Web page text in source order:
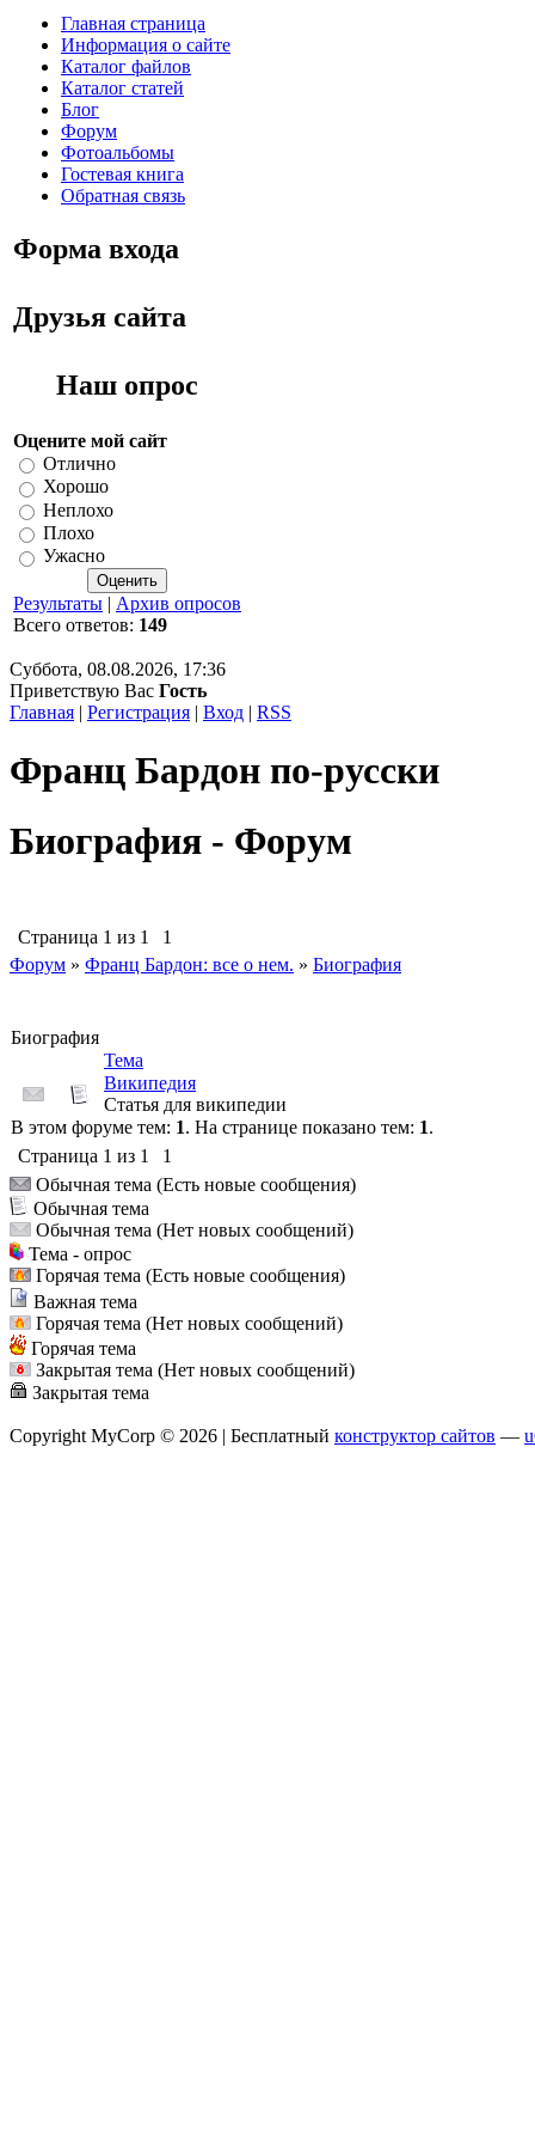
Главная страница
Информация о сайте
Каталог файлов
Каталог статей
Блог
Форум
Фотоальбомы
Гостевая книга
Обратная связь
Форма входа
Друзья сайта
Наш опрос
Оцените мой сайт
Отлично
Хорошо
Неплохо
Плохо
Ужасно
Результаты | Архив опросов
Всего ответов: 149
Суббота, 08.08.2026, 17:36
Приветствую Вас Гость
Главная | Регистрация | Вход | RSS
Франц Бардон по-русски
Биография - Форум
Страница 1 из 1
1
Форум » Франц Бардон: все о нем. » Биография
Биография
Тема
Википедия
Статья для википедии
В этом форуме тем: 1. На странице показано тем: 1.
Страница 1 из 1
1
Обычная тема (Есть новые сообщения)
Обычная тема
Обычная тема (Нет новых сообщений)
Тема - опрос
Горячая тема (Есть новые сообщения)
Важная тема
Горячая тема (Нет новых сообщений)
Горячая тема
Закрытая тема (Нет новых сообщений)
Закрытая тема
Copyright MyCorp © 2026 | Бесплатный конструктор сайтов —